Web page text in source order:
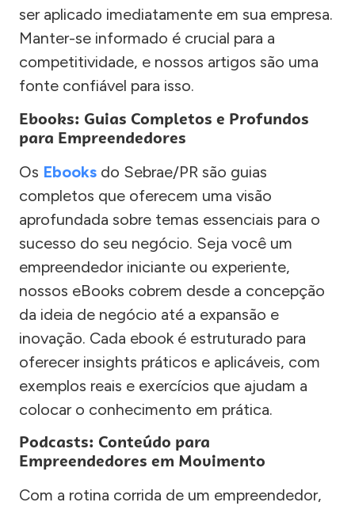
ser aplicado imediatamente em sua empresa.
Manter-se informado é crucial para a
competitividade, e nossos artigos são uma
fonte confiável para isso.
Ebooks: Guias Completos e Profundos
para Empreendedores
Os Ebooks do Sebrae/PR são guias
completos que oferecem uma visão
aprofundada sobre temas essenciais para o
sucesso do seu negócio. Seja você um
empreendedor iniciante ou experiente,
nossos eBooks cobrem desde a concepção
da ideia de negócio até a expansão e
inovação. Cada ebook é estruturado para
oferecer insights práticos e aplicáveis, com
exemplos reais e exercícios que ajudam a
colocar o conhecimento em prática.
Podcasts: Conteúdo para
Empreendedores em Movimento
Com a rotina corrida de um empreendedor,